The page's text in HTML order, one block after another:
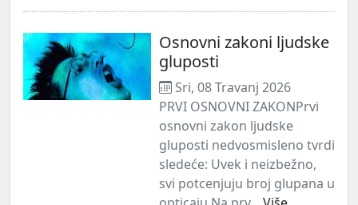
Osnovni zakoni ljudske
gluposti
Sri, 08 Travanj 2026
PRVI OSNOVNI ZAKONPrvi
osnovni zakon ljudske
gluposti nedvosmisleno tvrdi
sledeće: Uvek i neizbežno,
svi potcenjuju broj glupana u